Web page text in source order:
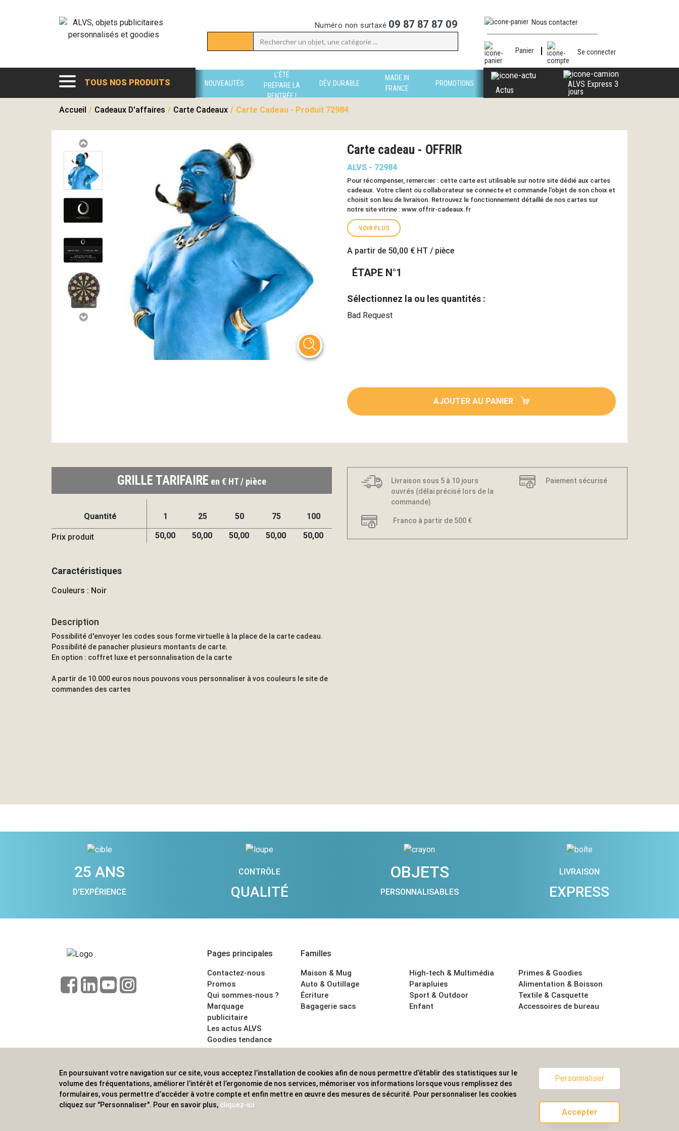
Numéro non surtaxé 09 87 87 87 09 Nous contacter
Panier Se connecter
TOUS NOS PRODUITS NOUVEAUTÉS
L'ÉTÉ
PRÉPARE LA
RENTRÉE !
DÉV. DURABLE
MADE IN
FRANCE
PROMOTIONS
Actus
ALVS Express 3
jours
Accueil / Cadeaux D'affaires / Carte Cadeaux / Carte Cadeau - Produit 72984
Carte cadeau - OFFRIR
ALVS - 72984
Pour récompenser, remercier : cette carte est utilisable sur notre site dédié aux cartes
cadeaux. Votre client ou collaborateur se connecte et commande l'objet de son choix et
choisit son lieu de livraison. Retrouvez le fonctionnement détaillé de nos cartes sur
notre site vitrine : www.offrir-cadeaux.fr
VOIR PLUS
A partir de 50,00 € HT / pièce
ÉTAPE N°1
Sélectionnez la ou les quantités :
Bad Request
AJOUTER AU PANIER
GRILLE TARIFAIRE en € HT / pièce
Quantité 1 25 50 75 100
Prix produit 50,00 50,00 50,00 50,00 50,00
Caractéristiques
Couleurs : Noir
Description
Possibilité d'envoyer les codes sous forme virtuelle à la place de la carte cadeau.
Possibilité de panacher plusieurs montants de carte.
En option : coffret luxe et personnalisation de la carte
A partir de 10.000 euros nous pouvons vous personnaliser à vos couleurs le site de
commandes des cartes
Livraison sous 5 à 10 jours
ouvrés (délai précisé lors de la
commande)
Paiement sécurisé
Franco à partir de 500 €
25 ANS
D'EXPÉRIENCE
CONTRÔLE
QUALITÉ
OBJETS
PERSONNALISABLES
LIVRAISON
EXPRESS
Pages principales
Contactez-nous
Promos
Qui sommes-nous ?
Marquage
publicitaire
Les actus ALVS
Goodies tendance
CGV
Familles
Maison & Mug
Auto & Outillage
Écriture
Bagagerie sacs
High-tech & Multimédia
Parapluies
Sport & Outdoor
Enfant
Primes & Goodies
Alimentation & Boisson
Textile & Casquette
Accessoires de bureau
ALVS, fournisseur d'objets publicitaires, pour les professionnels. Une implantation nationale, une couverture internationale.
En poursuivant votre navigation sur ce site, vous acceptez l’installation de cookies afin de nous permettre d’établir des statistiques sur le
volume des fréquentations, améliorer l’intérêt et l’ergonomie de nos services, mémoriser vos informations lorsque vous remplissez des
formulaires, vous permettre d’accéder à votre compte et enfin mettre en œuvre des mesures de sécurité. Pour personnaliser les cookies
cliquez sur "Personnaliser". Pour en savoir plus, cliquez-ici
Personnaliser
Accepter